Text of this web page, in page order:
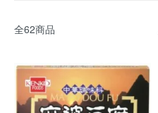
全62商品